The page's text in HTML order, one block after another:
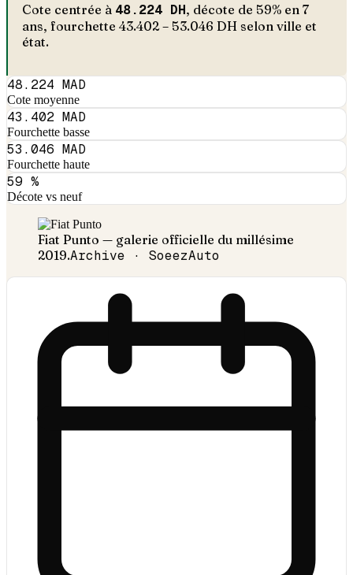
Cote centrée à 48.224DH, décote de 59% en 7
ans, fourchette 43.402– 53.046 DH selon ville et
état.
48.224 MAD
Cote moyenne
43.402 MAD
Fourchette basse
53.046 MAD
Fourchette haute
59 %
Décote vs neuf
Fiat Punto — galerie officielle du millésime
2019.Archive · SoeezAuto